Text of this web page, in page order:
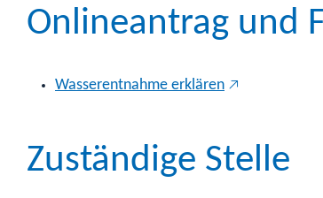
Onlineantrag und
Wasserentnahme erklären
Zuständige Stelle